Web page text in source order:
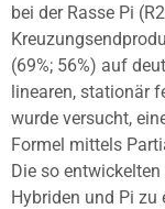
bei der Rasse Pi
(69%; 56%) auf
linearen, stationär
wurde versucht,
Formel mittels
Die so
Hybriden und Pi zu